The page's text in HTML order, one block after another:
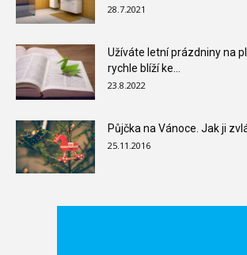
28.7.2021
Užíváte letní prázdniny na
rychle blíží ke...
23.8.2022
Půjčka na Vánoce. Jak ji
25.11.2016